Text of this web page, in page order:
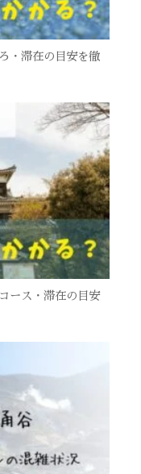
・滞在の目安を徹
ース・滞在の目安